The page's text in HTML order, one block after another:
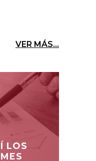
VER MÁS...
LOS